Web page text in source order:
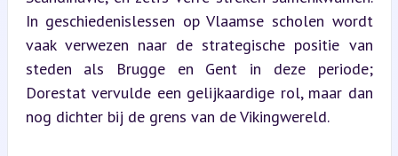
In geschiedenislessen op Vlaamse scholen wordt
vaak verwezen naar de strategische positie van
steden als Brugge en Gent in deze periode;
Dorestat vervulde een gelijkaardige rol, maar dan
nog dichter bij de grens van de Vikingwereld.